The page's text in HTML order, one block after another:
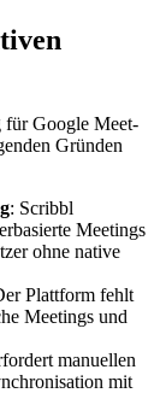
für Google Meet-
Gründen
: Scribbl
Meetings
ohne native
Plattform fehlt
Meetings und
manuellen
mit